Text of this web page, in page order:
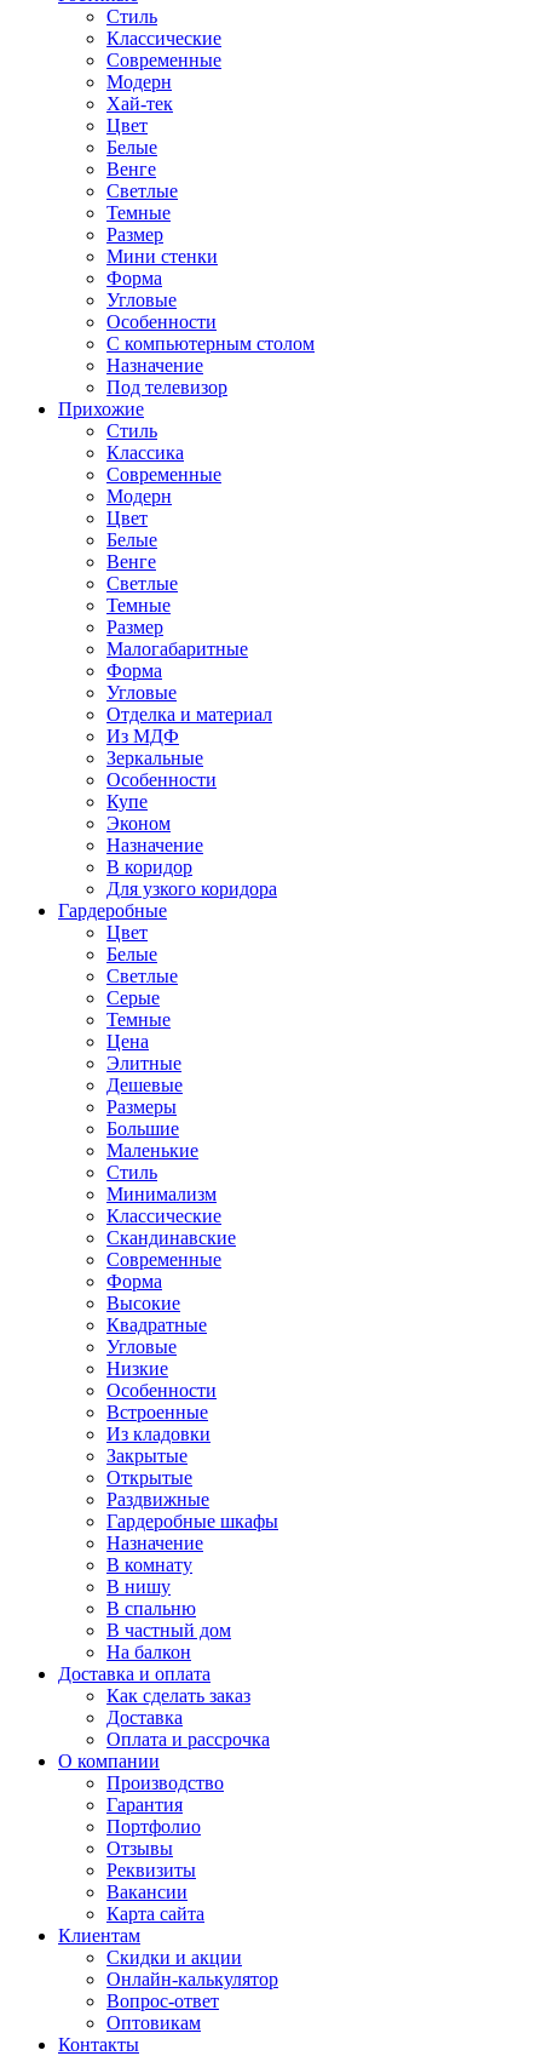
Стиль
Классические
Современные
Модерн
Хай-тек
Цвет
Белые
Венге
Светлые
Темные
Размер
Мини стенки
Форма
Угловые
Особенности
С компьютерным столом
Назначение
Под телевизор
Прихожие
Стиль
Классика
Современные
Модерн
Цвет
Белые
Венге
Светлые
Темные
Размер
Малогабаритные
Форма
Угловые
Отделка и материал
Из МДФ
Зеркальные
Особенности
Купе
Эконом
Назначение
В коридор
Для узкого коридора
Гардеробные
Цвет
Белые
Светлые
Серые
Темные
Цена
Элитные
Дешевые
Размеры
Большие
Маленькие
Стиль
Минимализм
Классические
Скандинавские
Современные
Форма
Высокие
Квадратные
Угловые
Низкие
Особенности
Встроенные
Из кладовки
Закрытые
Открытые
Раздвижные
Гардеробные шкафы
Назначение
В комнату
В нишу
В спальню
В частный дом
На балкон
Доставка и оплата
Как сделать заказ
Доставка
Оплата и рассрочка
О компании
Производство
Гарантия
Портфолио
Отзывы
Реквизиты
Вакансии
Карта сайта
Клиентам
Скидки и акции
Онлайн-калькулятор
Вопрос-ответ
Оптовикам
Контакты